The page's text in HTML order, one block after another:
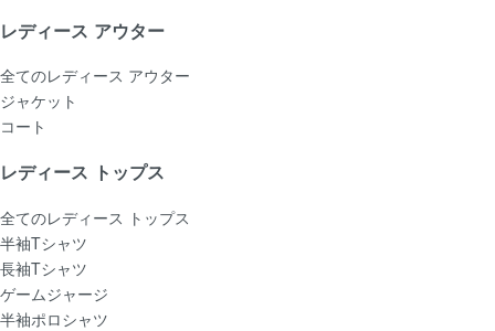
レディース アウター
全てのレディース アウター
ジャケット
コート
レディース トップス
全てのレディース トップス
半袖Tシャツ
長袖Tシャツ
ゲームジャージ
半袖ポロシャツ